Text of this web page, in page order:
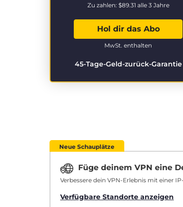
Zu zahlen: $89.31 alle 3 Jahre
Hol dir das Abo
45-Tage-Geld-zurück-Garantie
MwSt. enthalten
Neue Schauplätze
Füge deinem VPN eine
Verbessere dein VPN-Erlebnis mit einer
Verfügbare Standorte anzeigen